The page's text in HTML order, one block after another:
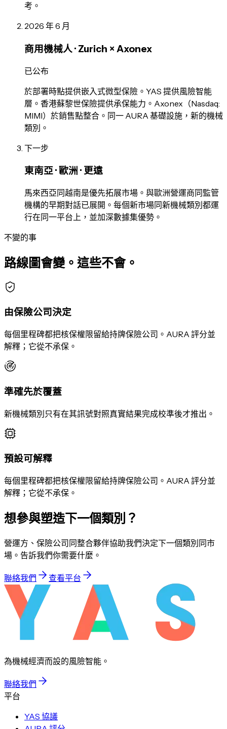
考。
2026 年 6 月
商用機械人 · Zurich × Axonex
已公布
於部署時點提供嵌入式微型保險。YAS 提供風險智能
層。香港蘇黎世保險提供承保能力。Axonex（Nasdaq:
MIMI）於銷售點整合。同一 AURA 基礎設施，新的機械
類別。
下一步
東南亞 · 歐洲 · 更遠
馬來西亞同越南是優先拓展市場。與歐洲營運商同監管
機構的早期對話已展開。每個新市場同新機械類別都運
行在同一平台上，並加深數據集優勢。
不變的事
路線圖會變。這些不會。
由保險公司決定
每個里程碑都把核保權限留給持牌保險公司。AURA 評分並
解釋；它從不承保。
準確先於覆蓋
新機械類別只有在其訊號對照真實結果完成校準後才推出。
預設可解釋
每個里程碑都把核保權限留給持牌保險公司。AURA 評分並
解釋；它從不承保。
想參與塑造下一個類別？
營運方、保險公司同整合夥伴協助我們決定下一個類別同市
場。告訴我們你需要什麼。
聯絡我們 查看平台
為機械經濟而設的風險智能。
聯絡我們
平台
YAS 協議